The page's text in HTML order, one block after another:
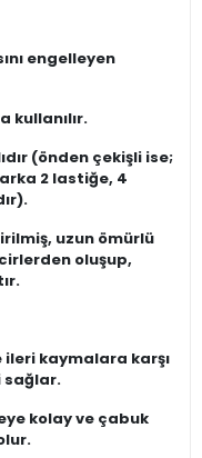
engelleyen
kullanılır.
(önden çekişli ise;
2 lastiğe, 4
uzun ömürlü
oluşup,
ileri kaymalara karşı
sağlar.
kolay ve çabuk